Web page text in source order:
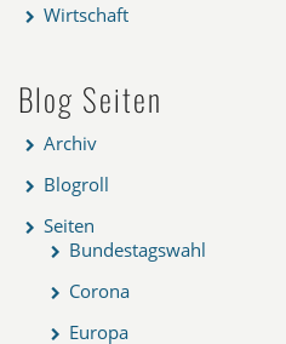
Wirtschaft
Blog Seiten
Archiv
Blogroll
Seiten
Bundestagswahl
Corona
Europa